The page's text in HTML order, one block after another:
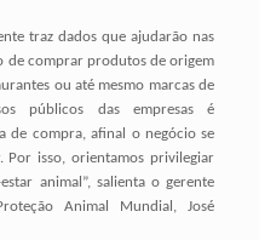
traz dados que ajudarão nas
de comprar produtos de origem
ou até mesmo marcas de
públicos das empresas é
de compra, afinal o negócio se
Por isso, orientamos privilegiar
animal”, salienta o gerente
Animal Mundial, José